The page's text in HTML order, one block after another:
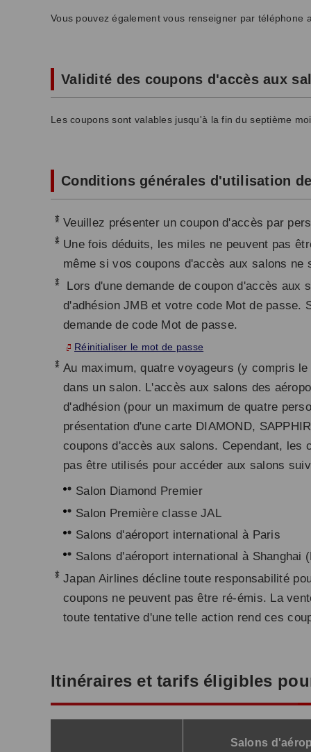
Vous pouvez également vous renseigner par
Validité des coupons d'accès aux
Les coupons sont valables jusqu'à la fin du septième
Conditions générales d'utilisation
* Veuillez présenter un coupon d'accès par
* Une fois déduits, les miles ne peuvent pas
même si vos coupons d'accès aux salons
*
Lors d'une demande de coupon d'accès
d'adhésion JMB et votre code Mot de passe.
demande de code Mot de passe.
Réinitialiser le mot de passe
* Au maximum, quatre voyageurs (y compris
dans un salon. L'accès aux salons des
d'adhésion (pour un maximum de quatre
présentation d'une carte DIAMOND,
coupons d'accès aux salons. Cependant, les
pas être utilisés pour accéder aux salons
Salon Diamond Premier
Salon Première classe JAL
Salons d'aéroport international à Paris
Salons d'aéroport international à Shanghai
* Japan Airlines décline toute responsabilité
coupons ne peuvent pas être ré-émis. La
toute tentative d'une telle action rend ces
Itinéraires et tarifs éligibles
Salons